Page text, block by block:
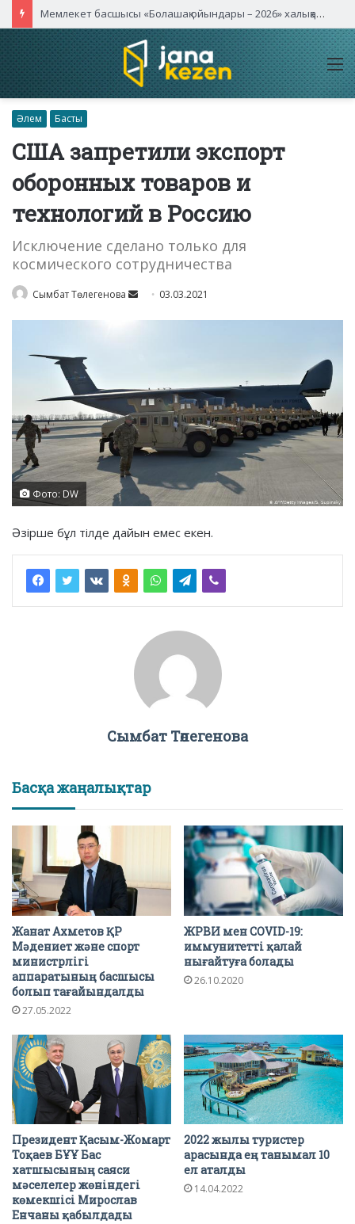
Мемлекет басшысы «Болашақ ойындары – 2026» халықаралық турнирінің ашылу салтанатына қатысты
Әлем Басты
США запретили экспорт
оборонных товаров и
технологий в Россию
Исключение сделано только для
космического сотрудничества
Сымбат Төлегенова
Send 03.03.2021
Фото: DW
Әзірше бұл тілде дайын емес екен.
Сымбат Төлегенова
Басқа жаңалықтар
Жанат Ахметов ҚР
Мәдениет және спорт
министрлігі
аппаратының басшысы
болып тағайындалды
27.05.2022
ЖРВИ мен COVID-19:
иммунитетті қалай
нығайтуға болады
26.10.2020
Президент Қасым-Жомарт
Тоқаев БҰҰ Бас
хатшысының саяси
мәселелер жөніндегі
көмекшісі Мирослав
Енчаны қабылдады
2022 жылы туристер
арасында ең танымал 10
ел аталды
14.04.2022